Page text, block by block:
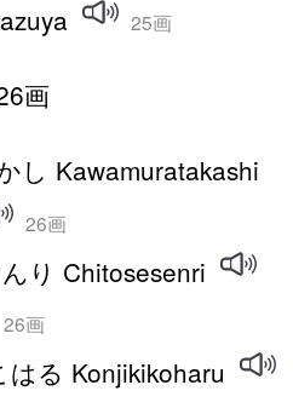
25画
画
し Kawamuratakashi
26画
り Chitosesenri
26画
る Konjikikoharu